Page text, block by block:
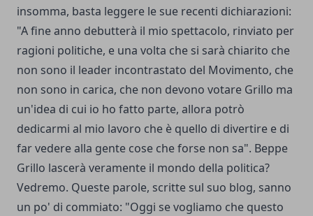
insomma, basta leggere le sue recenti dichiarazioni:
"A fine anno debutterà il mio spettacolo, rinviato per
ragioni politiche, e una volta che si sarà chiarito che
non sono il leader incontrastato del Movimento, che
non sono in carica, che non devono votare Grillo ma
un'idea di cui io ho fatto parte, allora potrò
dedicarmi al mio lavoro che è quello di divertire e di
far vedere alla gente cose che forse non sa". Beppe
Grillo lascerà veramente il mondo della politica?
Vedremo. Queste parole, scritte sul suo blog, sanno
un po' di commiato: "Oggi se vogliamo che questo